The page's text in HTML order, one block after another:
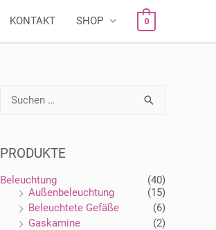
KONTAKT SHOP 0
n
a
PRODUKTE
Beleuchtung
(40)
Außenbeleuchtung
(15)
Beleuchtete Gefäße
(6)
Gaskamine
(2)